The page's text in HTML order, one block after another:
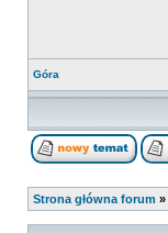
Góra
Strona główna forum »